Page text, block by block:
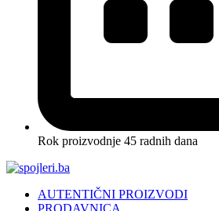
Rok proizvodnje 45 radnih dana
AUTENTIČNI PROIZVODI
PRODAVNICA